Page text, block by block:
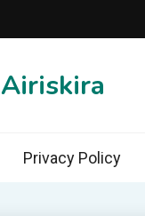
Airiskira
Privacy Policy